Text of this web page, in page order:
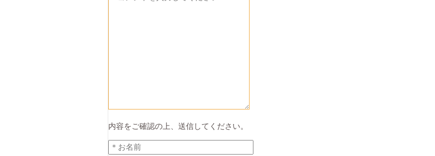
内容をご確認の上、送信してください。